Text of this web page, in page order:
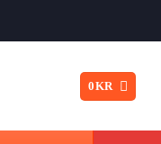
0KR